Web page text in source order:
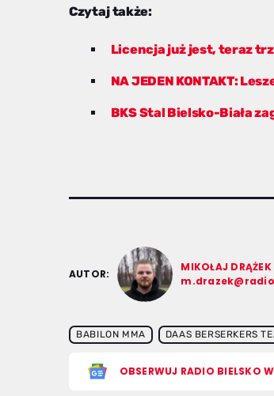
Czytaj także:
Licencja już jest, teraz
NA JEDEN KONTAKT:
BKS Stal Bielsko-Biała
AUTOR:
MIKOŁAJ DRĄŻEK
BABILON MMA DAAS BERSERKERS
OBSERWUJ RADIO BIELSKO